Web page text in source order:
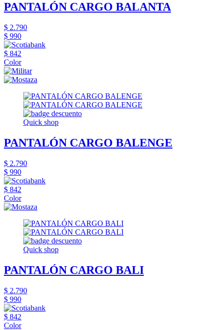
PANTALÓN CARGO BALANTA
$ 2.790
$ 990
$ 842
Color
Quick shop
PANTALÓN CARGO BALENGE
$ 2.790
$ 990
$ 842
Color
Quick shop
PANTALÓN CARGO BALI
$ 2.790
$ 990
$ 842
Color